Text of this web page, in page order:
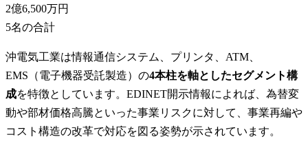
2億6,500万円
5名の合計
沖電気工業は情報通信システム、プリンタ、ATM、
EMS（電子機器受託製造）の4本柱を軸としたセグメント構
成を特徴としています。EDINET開示情報によれば、為替変
動や部材価格高騰といった事業リスクに対して、事業再編や
コスト構造の改革で対応を図る姿勢が示されています。